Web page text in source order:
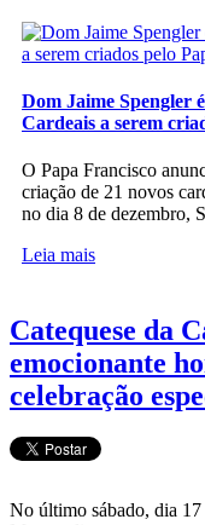
Dom Jaime Spengler
Cardeais a serem
O Papa Francisco
criação de 21 novos
no dia 8 de dezembro,
Leia mais
Catequese da
emocionante
celebração
No último sábado, dia 17